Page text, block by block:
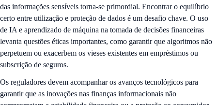
das informações sensíveis torna-se primordial. Encontrar o equilíbrio
certo entre utilização e proteção de dados é um desafio chave. O uso
de IA e aprendizado de máquina na tomada de decisões financeiras
levanta questões éticas importantes, como garantir que algoritmos não
perpetuem ou exacerbem os vieses existentes em empréstimos ou
subscrição de seguros.
Os reguladores devem acompanhar os avanços tecnológicos para
garantir que as inovações nas finanças informacionais não